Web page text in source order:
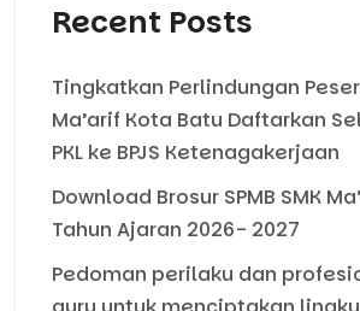
Recent Posts
Tingkatkan Perlindungan
Ma’arif Kota Batu Daftarkan
PKL ke BPJS Ketenagakerjaan
Download Brosur SPMB SMK
Tahun Ajaran 2026- 2027
Pedoman perilaku dan